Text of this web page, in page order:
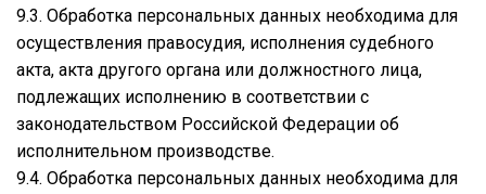
9.3. Обработка персональных данных необходима для
осуществления правосудия, исполнения судебного
акта, акта другого органа или должностного лица,
подлежащих исполнению в соответствии с
законодательством Российской Федерации об
исполнительном производстве.
9.4. Обработка персональных данных необходима для